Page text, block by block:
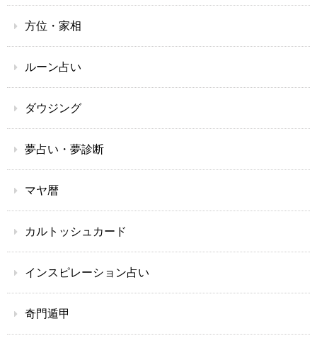
方位・家相
ルーン占い
ダウジング
夢占い・夢診断
マヤ暦
カルトッシュカード
インスピレーション占い
奇門遁甲